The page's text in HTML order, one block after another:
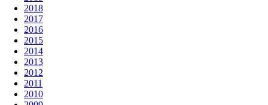
2018
2017
2016
2015
2014
2013
2012
2011
2010